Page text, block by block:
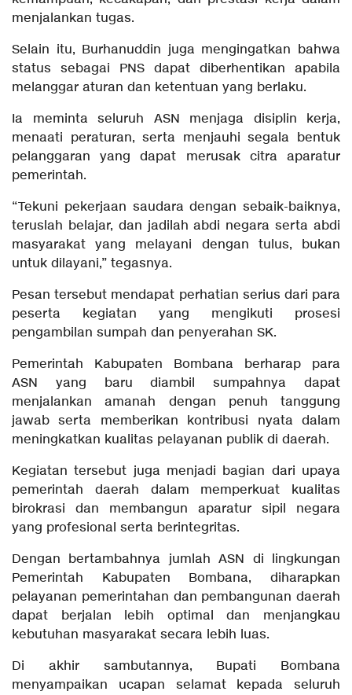
menjalankan tugas.
Selain itu, Burhanuddin juga mengingatkan bahwa
status sebagai PNS dapat diberhentikan apabila
melanggar aturan dan ketentuan yang berlaku.
Ia meminta seluruh ASN menjaga disiplin kerja,
menaati peraturan, serta menjauhi segala bentuk
pelanggaran yang dapat merusak citra aparatur
pemerintah.
“Tekuni pekerjaan saudara dengan sebaik-baiknya,
teruslah belajar, dan jadilah abdi negara serta abdi
masyarakat yang melayani dengan tulus, bukan
untuk dilayani,” tegasnya.
Pesan tersebut mendapat perhatian serius dari para
peserta kegiatan yang mengikuti prosesi
pengambilan sumpah dan penyerahan SK.
Pemerintah Kabupaten Bombana berharap para
ASN yang baru diambil sumpahnya dapat
menjalankan amanah dengan penuh tanggung
jawab serta memberikan kontribusi nyata dalam
meningkatkan kualitas pelayanan publik di daerah.
Kegiatan tersebut juga menjadi bagian dari upaya
pemerintah daerah dalam memperkuat kualitas
birokrasi dan membangun aparatur sipil negara
yang profesional serta berintegritas.
Dengan bertambahnya jumlah ASN di lingkungan
Pemerintah Kabupaten Bombana, diharapkan
pelayanan pemerintahan dan pembangunan daerah
dapat berjalan lebih optimal dan menjangkau
kebutuhan masyarakat secara lebih luas.
Di akhir sambutannya, Bupati Bombana
menyampaikan ucapan selamat kepada seluruh